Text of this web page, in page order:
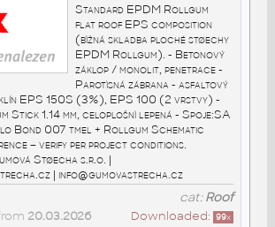
Standard EPDM Rollgum
flat roof EPS composition
(bìžná skladba ploché støechy
EPDM Rollgum). - Betonový
záklop / monolit, penetrace -
Parotìsná zábrana - asfaltový
klín EPS 150S (3%), EPS 100 (2 vrstvy) -
Stick 1.14 mm, celoplošnì lepená - Spoje:SA
Bond 007 tmel + Rollgum Schematic
– verify per project conditions.
Støecha s.r.o. |
| info@gumovastrecha.cz
cat:Roof
Downloaded: 99x
20.03.2026